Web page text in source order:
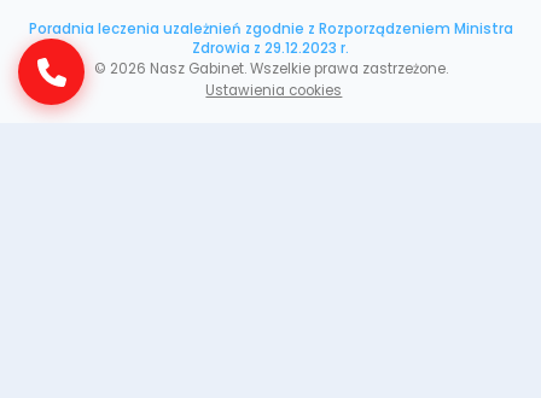
Poradnia leczenia uzależnień zgodnie z Rozporządzeniem Ministra
Zdrowia z 29.12.2023 r.
© 2026 Nasz Gabinet. Wszelkie prawa zastrzeżone.
Ustawienia cookies